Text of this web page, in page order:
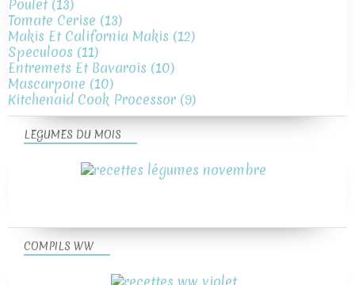
Poulet(13)
Tomate Cerise (13)
Makis Et California Makis (12)
Speculoos (11)
Entremets Et Bavarois (10)
Mascarpone (10)
Kitchenaid Cook Processor (9)
LEGUMES DU MOIS
COMPILS WW